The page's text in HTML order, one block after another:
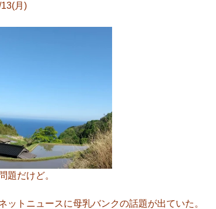
月)
題だけど。
ットニュースに母乳バンクの話題が出ていた。